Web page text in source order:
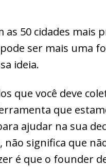
50 cidades mais
ser mais uma
ideia.
que você deve
que
ajudar na sua
significa que
é que o founder